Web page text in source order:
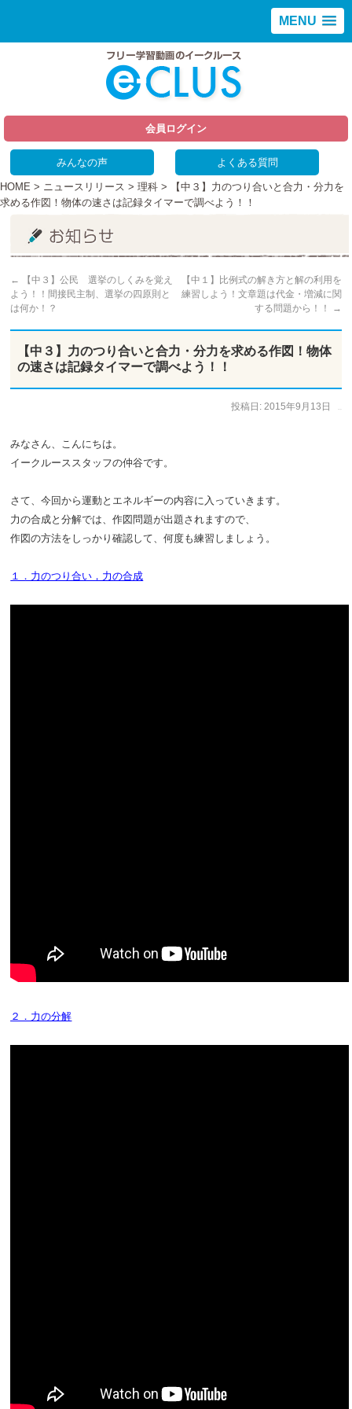
MENU
会員ログイン
みんなの声 よくある質問
HOME > ニュースリリース > 理科 > 【中３】力のつり合いと合力・分力を
求める作図！物体の速さは記録タイマーで調べよう！！
←
【中３】公民 選挙のしくみを覚え
よう！！間接民主制、選挙の四原則と
は何か！？
【中１】比例式の解き方と解の利用を
練習しよう！文章題は代金・増減に関
する問題から！！
→
【中３】力のつり合いと合力・分力を求める作図！物体
の速さは記録タイマーで調べよう！！
投稿日: 2015年9月13日
みなさん、こんにちは。
イークルーススタッフの仲谷です。
さて、今回から運動とエネルギーの内容に入っていきます。
力の合成と分解では、作図問題が出題されますので、
作図の方法をしっかり確認して、何度も練習しましょう。
１．力のつり合い，力の合成
２．力の分解